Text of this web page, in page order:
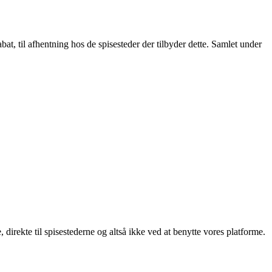
til afhentning hos de spisesteder der tilbyder dette. Samlet under
til spisestederne og altså ikke ved at benytte vores platforme.